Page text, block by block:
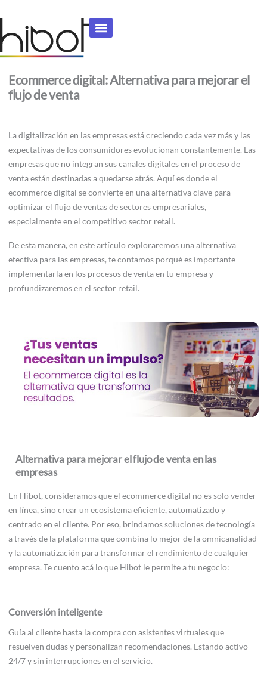
contenido
Ecommerce digital: Alternativa para mejorar el
flujo de venta
La digitalización en las empresas está creciendo cada vez más y las
expectativas de los consumidores evolucionan constantemente. Las
empresas que no integran sus canales digitales en el proceso de
venta están destinadas a quedarse atrás. Aquí es donde el
ecommerce digital se convierte en una alternativa clave para
optimizar el flujo de ventas de sectores empresariales,
especialmente en el competitivo sector retail.
De esta manera, en este artículo exploraremos una alternativa
efectiva para las empresas, te contamos porqué es importante
implementarla en los procesos de venta en tu empresa y
profundizaremos en el sector retail.
Alternativa para mejorar el flujo de venta en las
empresas
En Hibot, consideramos que el ecommerce digital no es solo vender
en línea, sino crear un ecosistema eficiente, automatizado y
centrado en el cliente. Por eso, brindamos soluciones de tecnología
a través de la plataforma que combina lo mejor de la omnicanalidad
y la automatización para transformar el rendimiento de cualquier
empresa. Te cuento acá lo que Hibot le permite a tu negocio:
Conversión inteligente
Guía al cliente hasta la compra con asistentes virtuales que
resuelven dudas y personalizan recomendaciones. Estando activo
24/7 y sin interrupciones en el servicio.